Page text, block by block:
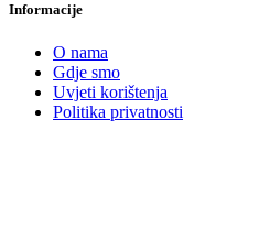
Informacije
O nama
Gdje smo
Uvjeti korištenja
Politika privatnosti